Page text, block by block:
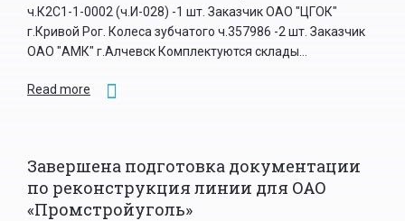
ч.К2С1-1-0002 (ч.И-028) -1 шт. Заказчик ОАО "ЦГОК"
г.Кривой Рог. Колеса зубчатого ч.357986 -2 шт. Заказчик
ОАО "АМК" г.Алчевск Комплектуются склады...
Read more
Завершена подготовка документации
по реконструкция линии для ОАО
«Промстройуголь»